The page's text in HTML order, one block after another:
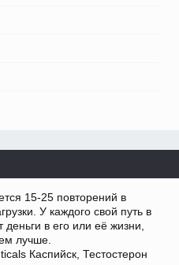
15-25 повторений в
У каждого свой путь в
в его или её жизни,
лучше.
Каспийск, Тестостерон